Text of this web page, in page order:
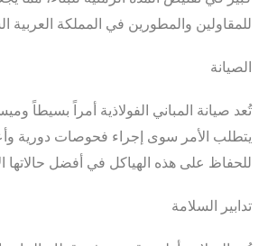
للمقاولين والمطورين في المملكة العربية
الصيانة
تُعد صيانة المباني الفولاذية أمراً بسيطاً
يتطلب الأمر سوى إجراء فحوصات دورية
للحفاظ على هذه الهياكل في أفضل حالاتها
تدابير السلامة